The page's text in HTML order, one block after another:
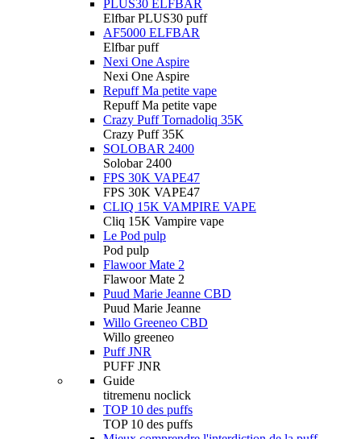
PLUS30 ELFBAR
Elfbar PLUS30 puff
AF5000 ELFBAR
Elfbar puff
Nexi One Aspire
Nexi One Aspire
Repuff Ma petite vape
Repuff Ma petite vape
Crazy Puff Tornadoliq 35K
Crazy Puff 35K
SOLOBAR 2400
Solobar 2400
FPS 30K VAPE47
FPS 30K VAPE47
CLIQ 15K VAMPIRE VAPE
Cliq 15K Vampire vape
Le Pod pulp
Pod pulp
Flawoor Mate 2
Flawoor Mate 2
Puud Marie Jeanne CBD
Puud Marie Jeanne
Willo Greeneo CBD
Willo greeneo
Puff JNR
PUFF JNR
Guide
titremenu noclick
TOP 10 des puffs
TOP 10 des puffs